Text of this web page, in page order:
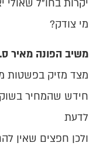
יקרות בחו"ל שאולי
מי צודק?
משיב הפונה מאיר ס.
מצד מזיק בפשטות
חידש שהמחיר
לדעת
ולכן חפצים שאין